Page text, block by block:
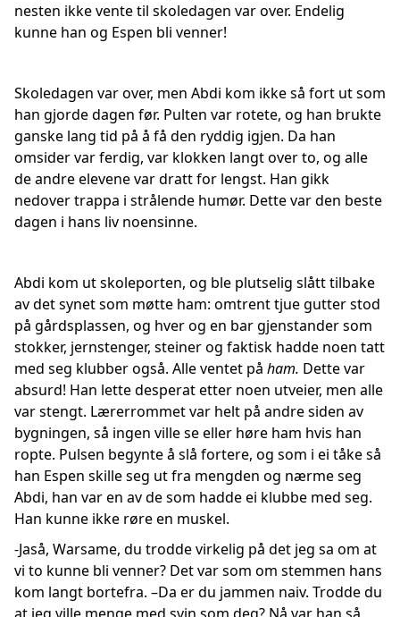
nesten ikke vente til skoledagen var over. Endelig
kunne han og Espen bli venner!
Skoledagen var over, men Abdi kom ikke så fort ut som
han gjorde dagen før. Pulten var rotete, og han brukte
ganske lang tid på å få den ryddig igjen. Da han
omsider var ferdig, var klokken langt over to, og alle
de andre elevene var dratt for lengst. Han gikk
nedover trappa i strålende humør. Dette var den beste
dagen i hans liv noensinne.
Abdi kom ut skoleporten, og ble plutselig slått tilbake
av det synet som møtte ham: omtrent tjue gutter stod
på gårdsplassen, og hver og en bar gjenstander som
stokker, jernstenger, steiner og faktisk hadde noen tatt
med seg klubber også. Alle ventet på ham. Dette var
absurd! Han lette desperat etter noen utveier, men alle
var stengt. Lærerrommet var helt på andre siden av
bygningen, så ingen ville se eller høre ham hvis han
ropte. Pulsen begynte å slå fortere, og som i ei tåke så
han Espen skille seg ut fra mengden og nærme seg
Abdi, han var en av de som hadde ei klubbe med seg.
Han kunne ikke røre en muskel.
-Jaså, Warsame, du trodde virkelig på det jeg sa om at
vi to kunne bli venner? Det var som om stemmen hans
kom langt bortefra. –Da er du jammen naiv. Trodde du